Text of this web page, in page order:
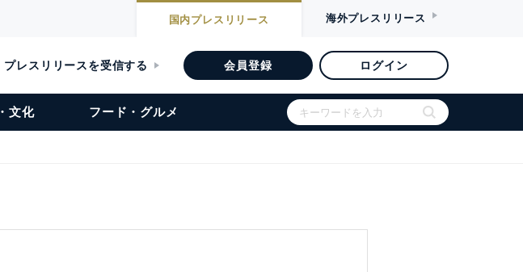
国内プレスリリース 海外プレスリリース
プレスリリースを受信する 会員登録 ログイン
文化 フード・グルメ